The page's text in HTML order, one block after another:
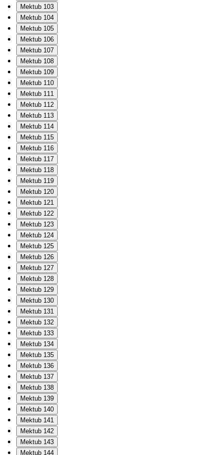
Mektub 103
Mektub 104
Mektub 105
Mektub 106
Mektub 107
Mektub 108
Mektub 109
Mektub 110
Mektub 111
Mektub 112
Mektub 113
Mektub 114
Mektub 115
Mektub 116
Mektub 117
Mektub 118
Mektub 119
Mektub 120
Mektub 121
Mektub 122
Mektub 123
Mektub 124
Mektub 125
Mektub 126
Mektub 127
Mektub 128
Mektub 129
Mektub 130
Mektub 131
Mektub 132
Mektub 133
Mektub 134
Mektub 135
Mektub 136
Mektub 137
Mektub 138
Mektub 139
Mektub 140
Mektub 141
Mektub 142
Mektub 143
Mektub 144